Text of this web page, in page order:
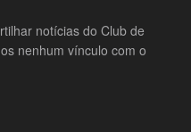
notícias do Club de
nenhum vínculo com o